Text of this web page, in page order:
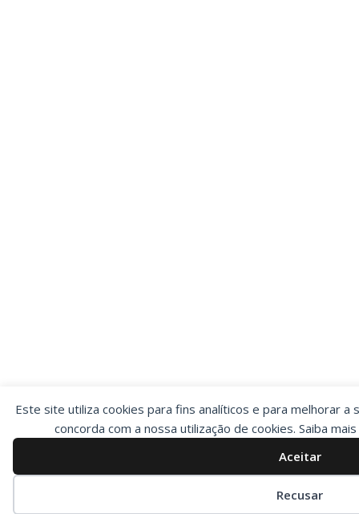
Este site utiliza cookies para fins analíticos e para melhorar a
concorda com a nossa utilização de cookies. Saiba
Aceitar
Recusar